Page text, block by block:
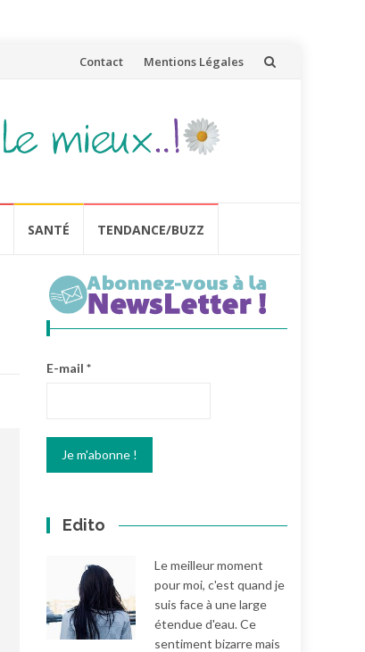
Aller
contenu
Contact Mentions Légales
SANTÉ TENDANCE/BUZZ
E-mail *
Edito
Le meilleur moment
pour moi, c'est quand je
suis face à une large
étendue d'eau. Ce
sentiment bizarre mais